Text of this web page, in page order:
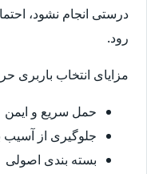
درستی انجام نشود،
رود.
مزایای انتخاب باربری
حمل سریع و ایمن
جلوگیری از آسیب
بسته بندی اصولی